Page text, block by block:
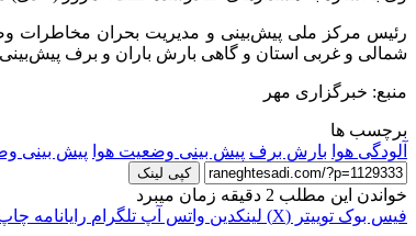
شمالی و غربی استان و گاهی بارش باران و برف
منبع: خبرگزاری مهر
برچسب ها
آلودگی هوا بارش برف پیش بینی وضعیت هوا پیش بینی
کپی لینک
خواندن این مطلب 2 دقیقه زمان میبرد
فیس بوک توییتر (X) لینکدین واتس آپ تلگرام رایانامه